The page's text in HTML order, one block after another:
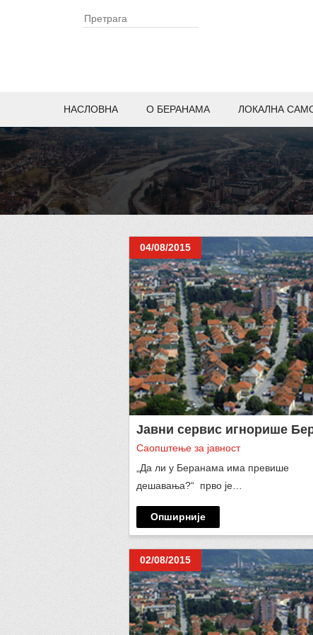
НАСЛОВНА O БЕРАНАМА ЛОКАЛНА
04/08/2015
Јавни сервис игнорише
Саопштење за јавност
„Да ли у Беранама има превише
дешавања?“ прво је…
Опширније
02/08/2015